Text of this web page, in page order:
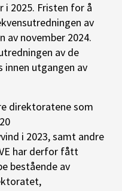
i 2025. Fristen for å
av
av november 2024.
av de
innen utgangen av
direktoratene som
i 2023, samt andre
har derfor fått
bestående av